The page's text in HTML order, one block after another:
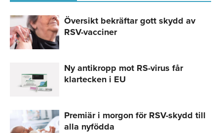
Översikt bekräftar gott skydd av
RSV-vacciner
Ny antikropp mot RS-virus får
klartecken i EU
Premiär i morgon för RSV-skydd till
alla nyfödda